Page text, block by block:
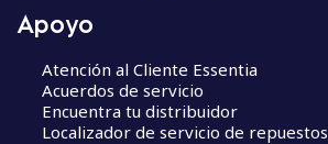
Apoyo
Atención al Cliente Essentia
Acuerdos de servicio
Encuentra tu distribuidor
Localizador de servicio de repuestos